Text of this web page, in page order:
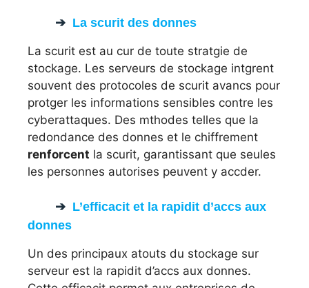
La scurit des donnes
La scurit est au cur de toute stratgie de
stockage. Les serveurs de stockage intgrent
souvent des protocoles de scurit avancs pour
protger les informations sensibles contre les
cyberattaques. Des mthodes telles que la
redondance des donnes et le chiffrement
renforcent la scurit, garantissant que seules
les personnes autorises peuvent y accder.
L’efficacit et la rapidit d’accs aux
donnes
Un des principaux atouts du stockage sur
serveur est la rapidit d’accs aux donnes.